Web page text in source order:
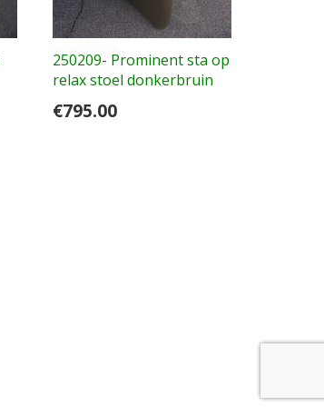
250209- Prominent sta op
relax stoel donkerbruin
€795.00